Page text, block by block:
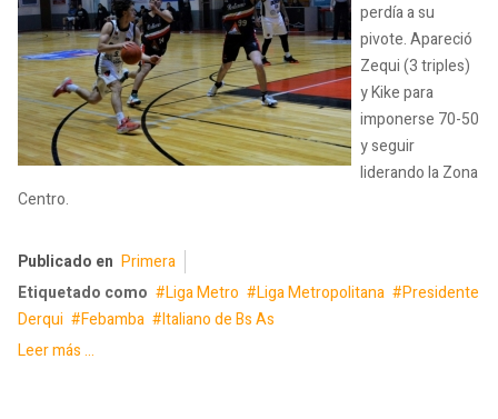
perdía a su
pivote. Apareció
Zequi (3 triples)
y Kike para
imponerse 70-50
y seguir
liderando la Zona
Centro.
Publicado en Primera
Etiquetado como
Liga Metro Liga Metropolitana
Presidente
Derqui
Febamba
Italiano de Bs As
Leer más ...